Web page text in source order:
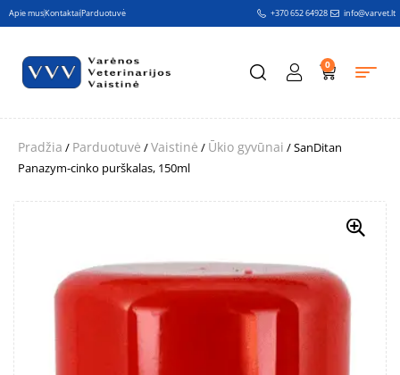
Apie musKontaktaiParduotuvė +370 652 64928 info@varvet.lt
0
Pradžia / Parduotuvė /Vaistinė / Ūkio gyvūnai / SanDitan
Panazym-cinko purškalas, 150ml